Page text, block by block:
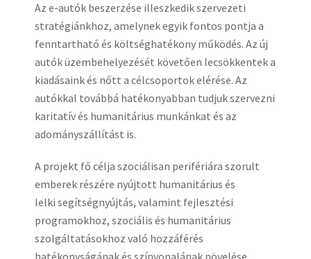
Az e-autók beszerzése illeszkedik szervezeti
stratégiánkhoz, amelynek egyik fontos pontja a
fenntartható és költséghatékony működés. Az új
autók üzembehelyezését követően lecsökkentek a
kiadásaink és nőtt a célcsoportok elérése. Az
autókkal továbbá hatékonyabban tudjuk szervezni
karitatív és humanitárius munkánkat és az
adományszállítást is.
A projekt fő célja szociálisan perifériára szorult
emberek részére nyújtott humanitárius és
lelki segítségnyújtás, valamint fejlesztési
programokhoz, szociális és humanitárius
szolgáltatásokhoz való hozzáférés
hatékonyságának és színvonalának növelése.